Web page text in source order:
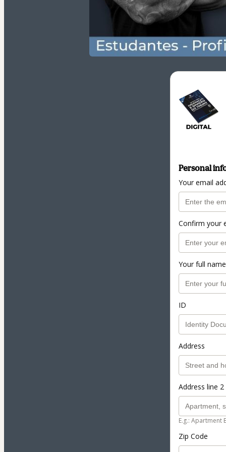
Personal
Your email
Confirm your
Your full name
ID
Address
Address line
E.g.: Apartment
Zip Code